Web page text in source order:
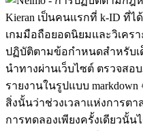
Kieran เป็นคนแรกที่ k-ID ที่ไ
เกมมือถือยอดนิยมและวิเคร
ปฏิบัติตามข้อกำหนดสำหรับเด็
นำทางผ่านเว็บไซต์ ตรวจส
รายงานในรูปแบบ
สิ่งนั้นว่าช่วงเวลาแห่งการตา
การทดลองเพียงครั้งเดียวนั้